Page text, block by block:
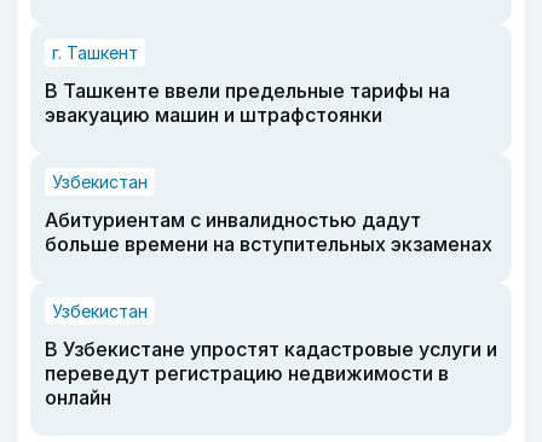
г. Ташкент
В Ташкенте ввели предельные тарифы на
эвакуацию машин и штрафстоянки
Узбекистан
Абитуриентам с инвалидностью дадут
больше времени на вступительных экзаменах
Узбекистан
В Узбекистане упростят кадастровые услуги и
переведут регистрацию недвижимости в
онлайн